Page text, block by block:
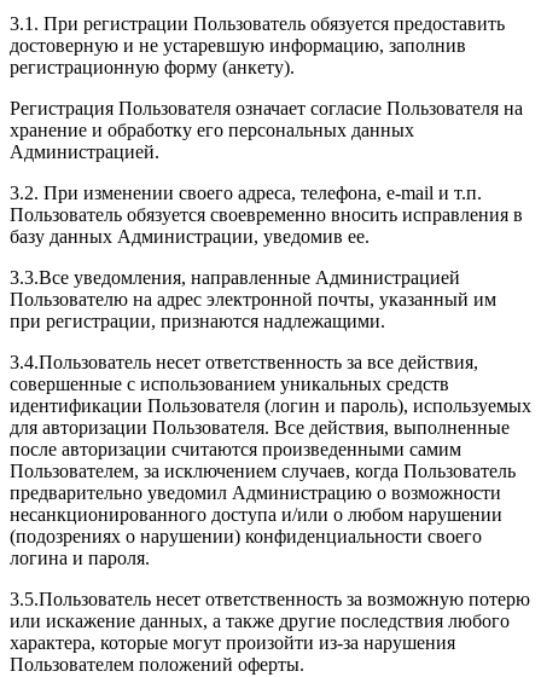
3.1. При регистрации Пользователь обязуется предоставить
достоверную и не устаревшую информацию, заполнив
регистрационную форму (анкету).
Регистрация Пользователя означает согласие Пользователя на
хранение и обработку его персональных данных
Администрацией.
3.2. При изменении своего адреса, телефона, e-mail и т.п.
Пользователь обязуется своевременно вносить исправления в
базу данных Администрации, уведомив ее.
3.3.Все уведомления, направленные Администрацией
Пользователю на адрес электронной почты, указанный им
при регистрации, признаются надлежащими.
3.4.Пользователь несет ответственность за все действия,
совершенные с использованием уникальных средств
идентификации Пользователя (логин и пароль), используемых
для авторизации Пользователя. Все действия, выполненные
после авторизации считаются произведенными самим
Пользователем, за исключением случаев, когда Пользователь
предварительно уведомил Администрацию о возможности
несанкционированного доступа и/или о любом нарушении
(подозрениях о нарушении) конфиденциальности своего
логина и пароля.
3.5.Пользователь несет ответственность за возможную потерю
или искажение данных, а также другие последствия любого
характера, которые могут произойти из-за нарушения
Пользователем положений оферты.